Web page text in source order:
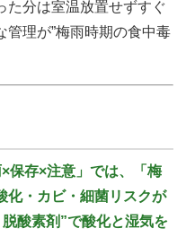
た分は室温放置せずすぐ
理が”梅雨時期の食中毒
保存×注意」では、「梅
化・カビ・細菌リスクが
酸素剤”で酸化と湿気を